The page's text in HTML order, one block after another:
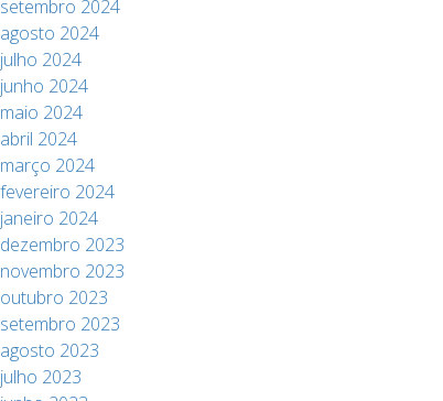
setembro 2024
agosto 2024
julho 2024
junho 2024
maio 2024
abril 2024
março 2024
fevereiro 2024
janeiro 2024
dezembro 2023
novembro 2023
outubro 2023
setembro 2023
agosto 2023
julho 2023